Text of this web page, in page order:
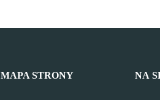
MAPA STRONY NA